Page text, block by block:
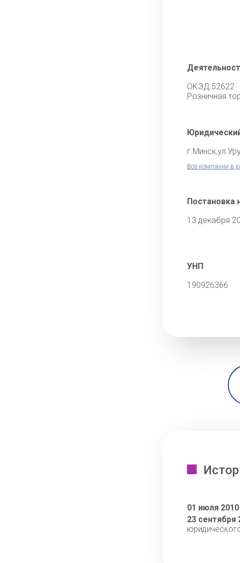
ОКЭД 52622
Розничная
Все компании в
Постановка
13 декабря
УНП
190926366
01 июля 2010
23 сентября